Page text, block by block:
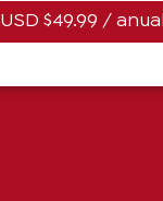
USD $49.99 /